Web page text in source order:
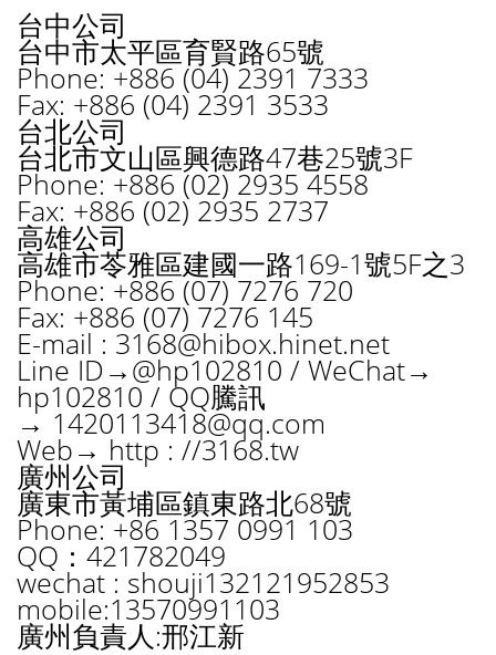
台中公司
台中市太平區育賢路65號
Phone: +886 (04) 2391 7333
Fax: +886 (04) 2391 3533
台北公司
台北市文山區興德路47巷25號3F
Phone: +886 (02) 2935 4558
Fax: +886 (02) 2935 2737
高雄公司
高雄市苓雅區建國一路169-1號5F之3
Phone: +886 (07) 7276 720
Fax: +886 (07) 7276 145
E-mail : 3168@hibox.hinet.net
Line ID→@hp102810 / WeChat→
hp102810 / QQ騰訊
→ 1420113418@qq.com
Web→ http : //3168.tw
廣州公司
廣東市黃埔區鎮東路北68號
Phone: +86 1357 0991 103
QQ：421782049
wechat : shouji132121952853
mobile:13570991103
廣州負責人:邢江新